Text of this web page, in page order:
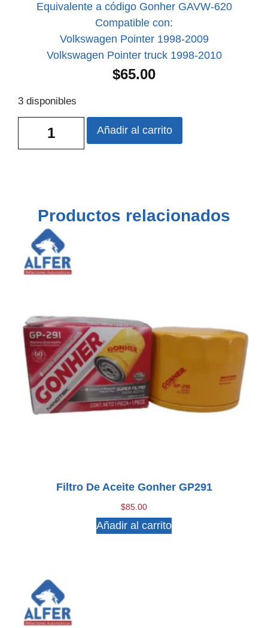
Equivalente a código Gonher GAVW-620
Compatible con:
Volkswagen Pointer 1998-2009
Volkswagen Pointer truck 1998-2010
$65.00
3 disponibles
Añadir al carrito
Productos relacionados
Filtro De Aceite Gonher GP291
$85.00
Añadir al carrito